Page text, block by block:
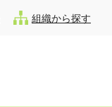
組織から探す